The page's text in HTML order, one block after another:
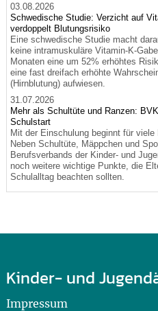
03.08.2026
Schwedische Studie: Verzicht auf
verdoppelt Blutungsrisiko
Eine schwedische Studie macht
keine intramuskuläre Vitamin-K-
Monaten eine um 52% erhöhtes
eine fast dreifach erhöhte
(Hirnblutung) aufwiesen.
31.07.2026
Mehr als Schultüte und Ranzen:
Schulstart
Mit der Einschulung beginnt für
Neben Schultüte, Mäppchen und
Berufsverbands der Kinder- und
noch weitere wichtige Punkte, die
Schulalltag beachten sollten.
Kinder- und
Impressum